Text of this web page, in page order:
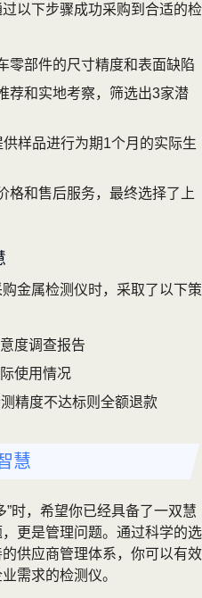
以下步骤成功采购到合适的检
零部件的尺寸精度和表面缺陷
荐和实地考察，筛选出3家潜
样品进行为期1个月的实际生
格和售后服务，最终选择了上
金属检测仪时，采取了以下策
度调查报告
使用情况
精度不达标则全额退款
慧
”时，希望你已经具备了一双慧
更是管理问题。通过科学的选
供应商管理体系，你可以有效
需求的检测仪。